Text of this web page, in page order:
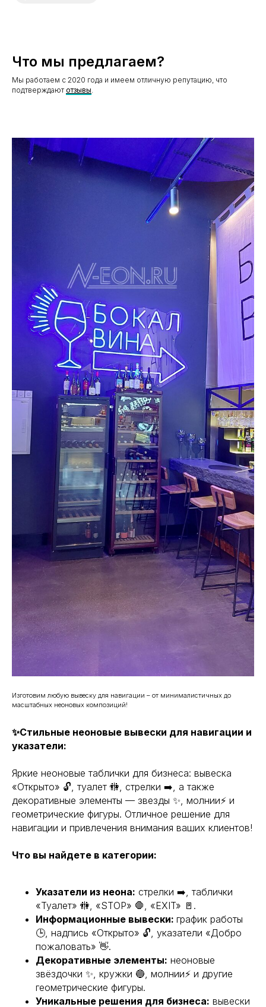
Что мы предлагаем?
Мы работаем с 2020 года и имеем отличную репутацию, что
подтверждают отзывы.
Изготовим любую вывеску для навигации – от минималистичных до
масштабных неоновых композиций!
✨Стильные неоновые вывески для навигации и
указатели:
Яркие неоновые таблички для бизнеса: вывеска
«Открыто» 🔓, туалет 🚻, стрелки ➡️, а также
декоративные элементы — звезды ✨, молнии⚡ и
геометрические фигуры. Отличное решение для
навигации и привлечения внимания ваших клиентов!
Что вы найдете в категории:
Указатели из неона: стрелки ➡️, таблички
«Туалет» 🚻, «STOP» 🛑, «EXIT» 🚪.
Информационные вывески: график работы
🕒, надпись «Открыто» 🔓, указатели «Добро
пожаловать» 👋.
Декоративные элементы: неоновые
звёздочки ✨, кружки 🔵, молнии⚡ и другие
геометрические фигуры.
Уникальные решения для бизнеса: вывески